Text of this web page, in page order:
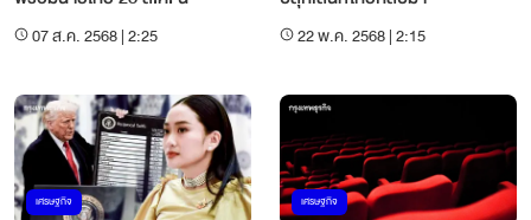
07 ส.ค. 2568 | 2:25 22 พ.ค. 2568 | 2:15
เศรษฐกิจ เศรษฐกิจ